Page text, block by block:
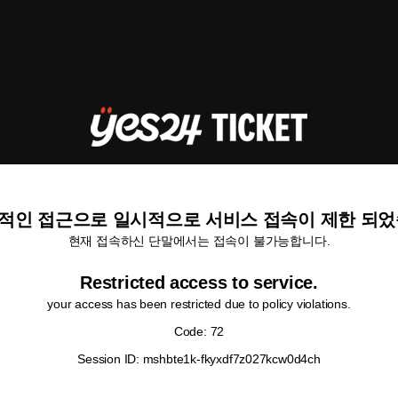
인 접근으로 일시적으로 서비스 접속이 제한 되
현재 접속하신 단말에서는 접속이 불가능합니다.
Restricted access to service.
your access has been restricted due to policy violations.
Code: 72
Session ID: mshbte1k-fkyxdf7z027kcw0d4ch